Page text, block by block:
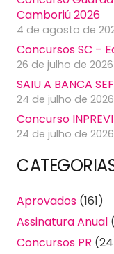
Camboriú 2026
4 de agosto de
Concursos SC –
26 de julho de 2026
SAIU A BANCA
24 de julho de 2026
Concurso
24 de julho de 2026
Aprovados (161)
Assinatura Anual
Concursos PR